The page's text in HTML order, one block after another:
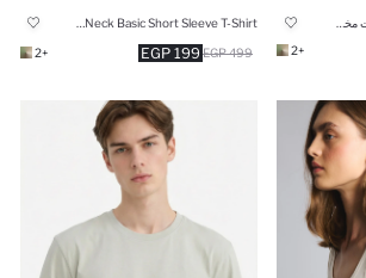
+2
199 EGP 499 EGP
+2